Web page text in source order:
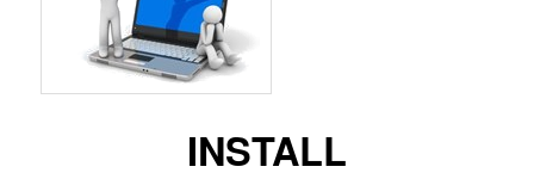
INSTALL